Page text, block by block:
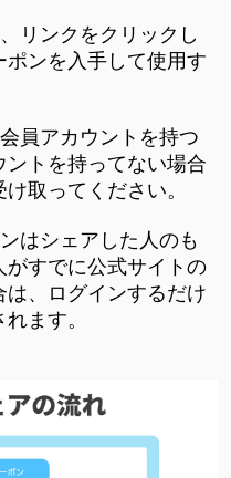
リンクをクリックし
ンを入手して使用す
員アカウントを持つ
トを持ってない場合
取ってください。
はシェアした人のも
すでに公式サイトの
、ログインするだけ
ます。